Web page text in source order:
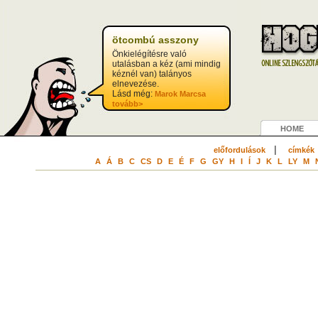
ötcombú asszony
Önkielégítésre való
utalásban a kéz (ami mindig
kéznél van) talányos
elnevezése.
Lásd még: Marok Marcsa
tovább>
HOME
előfordulások| címkék
A Á B C CS D E É F G GY H I Í J K L LY M